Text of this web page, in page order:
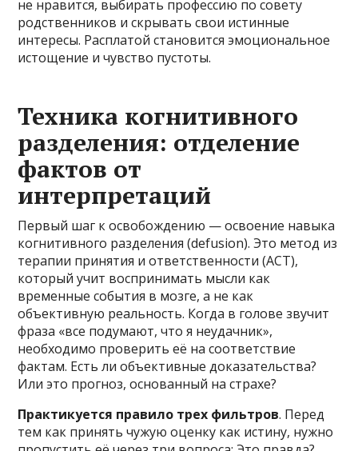
не нравится, выбирать профессию по совету
родственников и скрывать свои истинные
интересы. Расплатой становится эмоциональное
истощение и чувство пустоты.
Техника когнитивного
разделения: отделение
фактов от
интерпретаций
Первый шаг к освобождению — освоение навыка
когнитивного разделения (defusion). Это метод из
терапии принятия и ответственности (ACT),
который учит воспринимать мысли как
временные события в мозге, а не как
объективную реальность. Когда в голове звучит
фраза «все подумают, что я неудачник»,
необходимо проверить её на соответствие
фактам. Есть ли объективные доказательства?
Или это прогноз, основанный на страхе?
Практикуется правило трех фильтров. Перед
тем как принять чужую оценку как истину, нужно